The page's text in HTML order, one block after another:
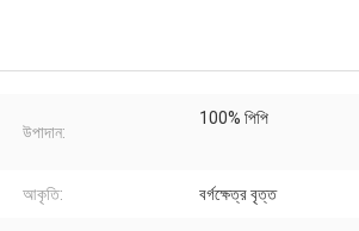
উপাদান:
100% পিপি
আকৃতি: বর্গক্ষেত্র বৃত্ত